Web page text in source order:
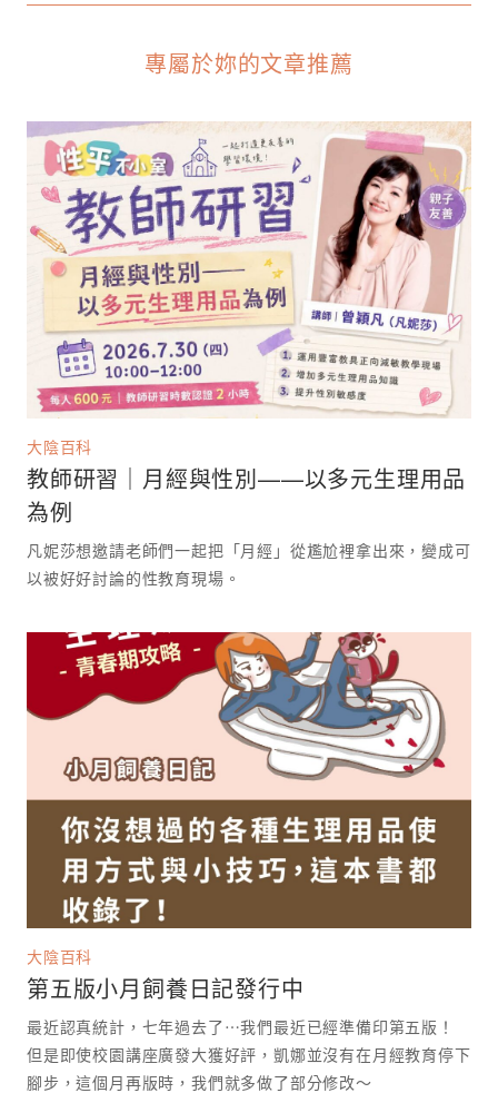
專屬於妳的文章推薦
大陰百科
教師研習｜月經與性別——以多元生理用品
為例
凡妮莎想邀請老師們一起把「月經」從尷尬裡拿出來，變成可
大陰百科
第五版小月飼養日記發行中
最近認真統計，七年過去了⋯我們最近已經準備印第五版！
但是即使校園講座廣發大獲好評，凱娜並沒有在月經教育停下
腳步，這個月再版時，我們就多做了部分修改～